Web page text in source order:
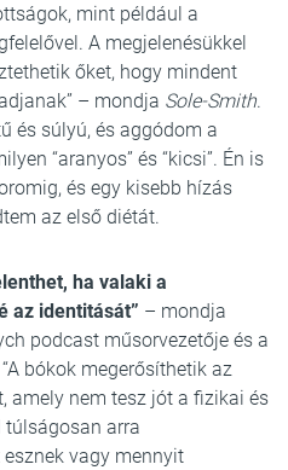
mint például a
A megjelenésükkel
őket, hogy mindent
– mondja Sole-Smith.
és súlyú, és aggódom a
“aranyos” és “kicsi”. Én is
és egy kisebb hízás
az első diétát.
ha valaki a
az identitását” – mondja
podcast műsorvezetője és a
bókok megerősíthetik az
amely nem tesz jót a fizikai és
arra
vagy mennyit